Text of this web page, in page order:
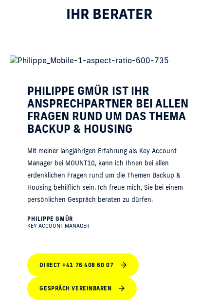
IHR BERATER
PHILIPPE GMÜR IST IHR
ANSPRECHPARTNER BEI ALLEN
FRAGEN RUND UM DAS THEMA
BACKUP & HOUSING
Mit meiner langjährigen Erfahrung als Key Account
Manager bei MOUNT10, kann ich Ihnen bei allen
erdenklichen Fragen rund um die Themen Backup &
Housing behilflich sein. Ich freue mich, Sie bei einem
persönlichen Gespräch beraten zu dürfen.
PHILIPPE GMÜR
KEY ACCOUNT MANAGER
DIRECT +41 76 408 60 07
GESPRÄCH VEREINBAREN